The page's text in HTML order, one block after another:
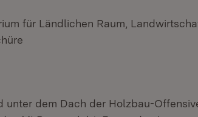
für Ländlichen Raum,
unter dem Dach der Holzbau-